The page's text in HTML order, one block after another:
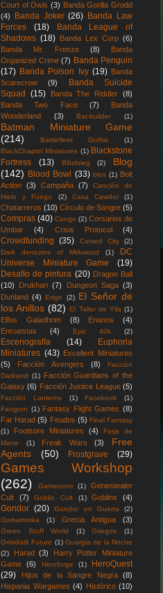
Court of Owls (3) Banda Gorilla Grodd
(4)
Banda Joker (26) Banda Law
Forces
(18)
Banda League of
Shadows (18) Banda Lex Corp (6)
Banda Mr. Freeze
(8)
Banda
Organized Crime (7) Banda Penguin
(17) Banda Poison Ivy (19) Banda
Scarecrow
(9)
Banda Suicide
Squad
(15) Banda The Riddler (8)
Banda Two Face
(7)
Banda
Wonderland
(3) Bat-builder (1)
Batman Miniature Game
(214)
Battlefleet Gothic
(1)
BlackChaptel Miniatures (1) Blackstone
Fortress
(13) Blitzkrieg (2)
Blog
(142) Blood Bowl (33) blos (1) Bolt
Action (3) Campaña (7)
Canción de
Hielo y Fuego
(2) Casa Cawdor (1)
Chatarreros (10) Círculo de Sangre (5)
Compras (40) Congo (2) Corsarios de
Umbar
(4) Crisis Protocol (4)
Crowdfunding (35) Cursed City
(2)
Dark denezins of Mirkwood
(1)
DC
Universe Miniature Game
(19)
Desafío de pintura (20) Dragon Ball
(10)
Drukhari (7) Dungeon Saga (3)
Dunland (4) Edge (2) El Señor de
los Anillos (82) El Taller de Yila (1)
Elfos Galadhrim (8) Enanos
(4)
Encuestas
(4) Epic 40k (2)
Escenografía (14)
Euphoria
Miniatures (43) Excellent Miniatures
(5)
Facción Avengers (8)
Facción
Darkseid (1) Facción Guardians of the
Galaxy (6) Facción Justice League (5)
Facción Lanterns (1) Facebook
(1)
Fangorn (1) Fantasy Flight Games (8)
Far Harad (5) Feudos (5) Final Fantasy
(1)
Footsore Miniatures (4)
Forja de
Marte
(1) Freak Wars (3)
Free
Agents
(50) Frostgrave (29)
Games Workshop
(262)
Gamezone (1)
Genestealer
Cult
(7) Goblin Cult (1) Goblins (4)
Gondor (20) Gondor en Guerra
(2)
Gorkamorka
(1) Grecia Antigua (3)
Green Stuff World (1) Griegos
(1)
Grimdark Future (1) Guargia de la Noche
(2)
Harad (3)
Harry Potter Miniature
Game
(6) Heroforge (1)
HeroQuest
(29)
Hijos de la Sangre Negra
(8)
Hispania Wargames (4) Histórico (10)